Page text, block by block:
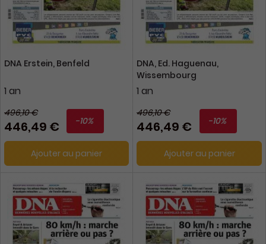
DNA Erstein, Benfeld
1 an
496,10 €
446,49 € -10%
Ajouter au panier
DNA, Ed. Haguenau,
Wissembourg
1 an
496,10 €
446,49 € -10%
Ajouter au panier